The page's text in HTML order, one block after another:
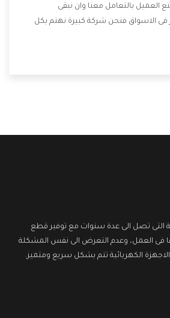
العميل بالتعامل معنا وان نبقى
الاسواق فنحن شركة كبيرة نهتم بكل
منها خدمة الصيانة التى تكون من أهم
التى تصل الى عدة سنوات مع توفير قطع
فى العمل، وعدم التعرض الى نفس المشكلة
الكهربائية تتم بشكل سريع ومتميز.